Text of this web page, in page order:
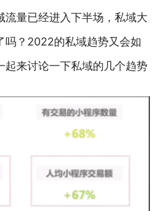
流量已经进入下半场，私域大
吗？2022的私域趋势又会如
起来讨论一下私域的几个趋势